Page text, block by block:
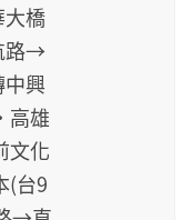
橋
路→
興
雄
文化
(台9